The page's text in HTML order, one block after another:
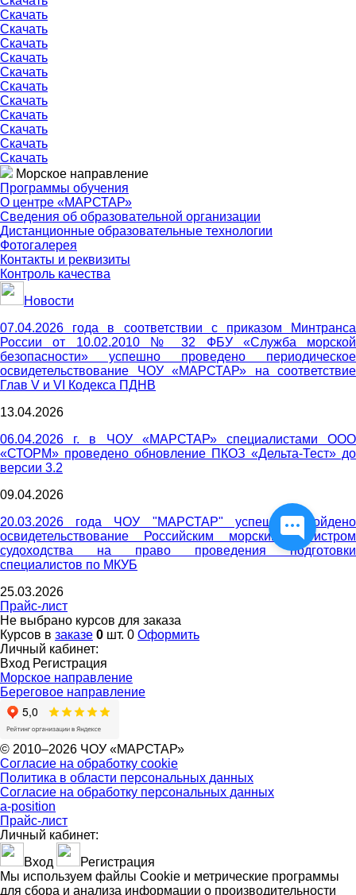
Скачать
Скачать
Скачать
Скачать
Скачать
Скачать
Скачать
Скачать
Скачать
Скачать
Скачать
Морское направление
Программы обучения
О центре «МАРСТАР»
Сведения об образовательной организации
Дистанционные образовательные технологии
Фотогалерея
Контакты и реквизиты
Контроль качества
Новости
07.04.2026 года в соответствии с приказом Минтранса
России от 10.02.2010 № 32 ФБУ «Служба морской
безопасности» успешно проведено периодическое
освидетельствование ЧОУ «МАРСТАР» на соответствие
Глав V и VI Кодекса ПДНВ
13.04.2026
06.04.2026 г. в ЧОУ «МАРСТАР» специалистами ООО
«СТОРМ» проведено обновление ПКОЗ «Дельта-Тест» до
версии 3.2
09.04.2026
20.03.2026 года ЧОУ "МАРСТАР" успешно пройдено
освидетельствование Российским морским регистром
судоходства на право проведения подготовки
специалистов по МКУБ
25.03.2026
Прайс-лист
Не выбрано курсов для заказа
Курсов в заказе 0 шт. 0 Оформить
Личный кабинет:
Вход Регистрация
Морское направление
Береговое направление
© 2010–2026 ЧОУ «МАРСТАР»
Согласие на обработку cookie
Политика в области персональных данных
Согласие на обработку персональных данных
a-position
Прайс-лист
Личный кабинет:
Вход
Регистрация
Мы используем файлы Cookie и метрические программы
для сбора и анализа информации о производительности